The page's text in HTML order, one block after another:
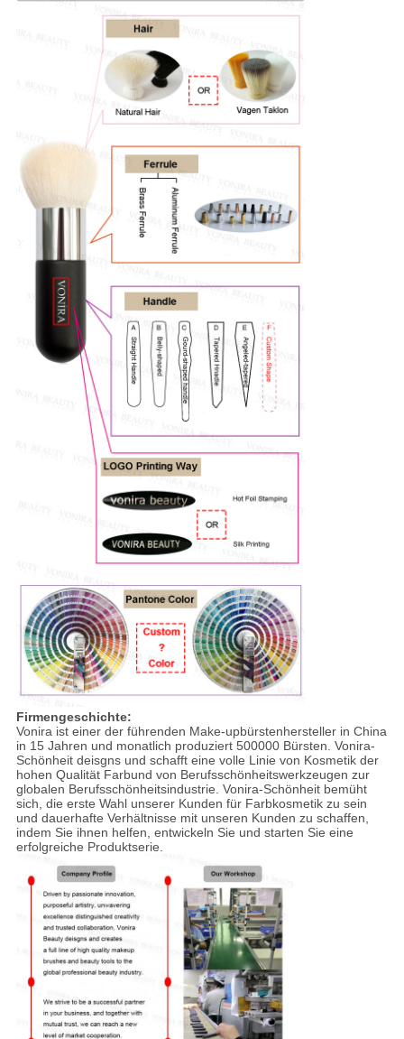
Firmengeschichte:
Vonira ist einer der führenden Make-upbürstenhersteller in China
in 15 Jahren und monatlich produziert 500000 Bürsten. Vonira-
Schönheit deisgns und schafft eine volle Linie von Kosmetik der
hohen Qualität Farbund von Berufsschönheitswerkzeugen zur
globalen Berufsschönheitsindustrie. Vonira-Schönheit bemüht
sich, die erste Wahl unserer Kunden für Farbkosmetik zu sein
und dauerhafte Verhältnisse mit unseren Kunden zu schaffen,
indem Sie ihnen helfen, entwickeln Sie und starten Sie eine
erfolgreiche Produktserie.